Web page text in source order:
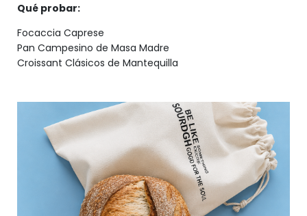
Qué probar:
Focaccia Caprese
Pan Campesino de Masa Madre
Croissant Clásicos de Mantequilla